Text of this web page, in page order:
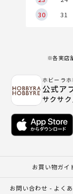
30
31
※各実店
ホビーラ
公式ア
サクサ
お買い物ガイ
お問い合わせ - よく